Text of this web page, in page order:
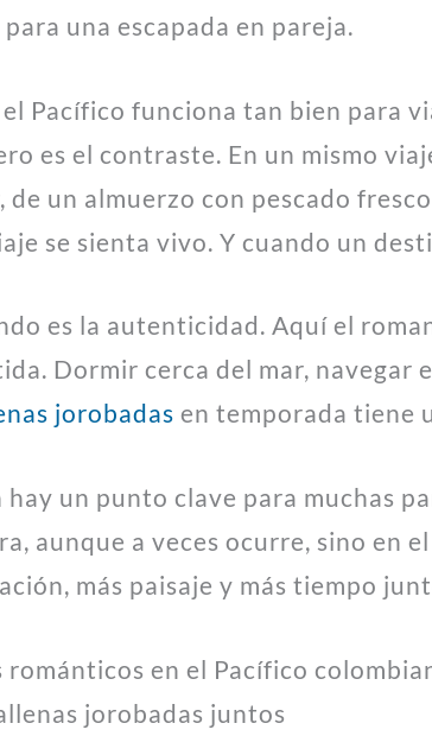
una escapada en pareja.
Pacífico funciona tan bien para
es el contraste. En un mismo
de un almuerzo con pescado
se sienta vivo. Y cuando un
es la autenticidad. Aquí el
Dormir cerca del mar, navegar
jorobadas en temporada tiene
hay un punto clave para muchas
aunque a veces ocurre, sino en
más paisaje y más tiempo
románticos en el Pacífico
jorobadas juntos